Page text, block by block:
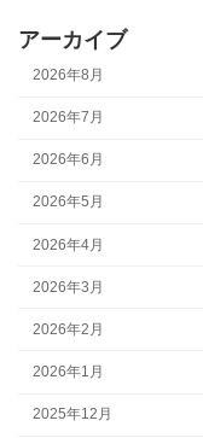
アーカイブ
2026年8月
2026年7月
2026年6月
2026年5月
2026年4月
2026年3月
2026年2月
2026年1月
2025年12月